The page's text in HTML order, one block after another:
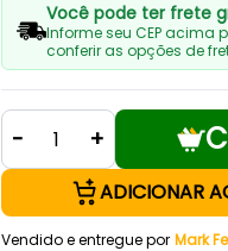
Você pode ter frete
Informe seu CEP acima
conferir as opções de
- +
ADICIONAR
Vendido e entregue por Mark